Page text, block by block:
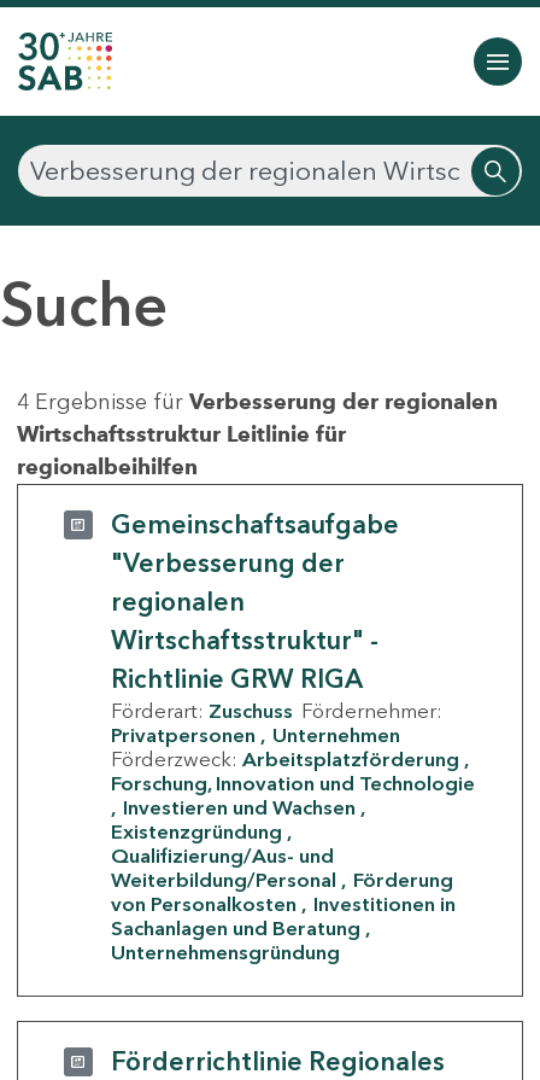
Suche
4 Ergebnisse für Verbesserung der regionalen
Wirtschaftsstruktur Leitlinie für
regionalbeihilfen
Gemeinschaftsaufgabe
"Verbesserung der
regionalen
Wirtschaftsstruktur" -
Richtlinie GRW RIGA
Förderart: Zuschuss Fördernehmer:
Privatpersonen
Unternehmen
Förderzweck: Arbeitsplatzförderung
Forschung, Innovation und Technologie
Investieren und Wachsen
Existenzgründung
Qualifizierung/Aus- und
Weiterbildung/Personal
Förderung
von Personalkosten
Investitionen in
Sachanlagen und Beratung
Unternehmensgründung
Förderrichtlinie Regionales